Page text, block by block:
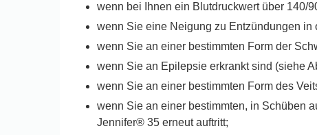
wenn bei Ihnen ein Blutdruckwert über 140/
wenn Sie eine Neigung zu Entzündungen
wenn Sie an einer bestimmten Form der
wenn Sie an Epilepsie erkrankt sind (siehe
wenn Sie an einer bestimmten Form des
wenn Sie an einer bestimmten, in Schüben
Jennifer® 35 erneut auftritt;